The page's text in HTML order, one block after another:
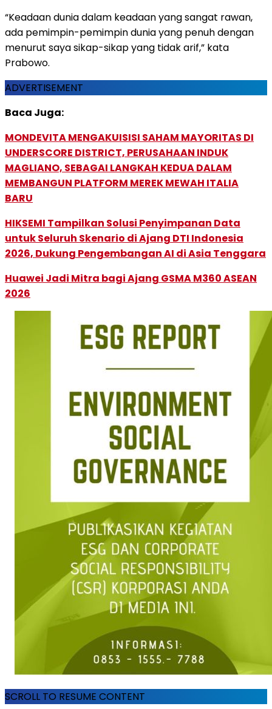
“Keadaan dunia dalam keadaan yang sangat rawan,
ada pemimpin-pemimpin dunia yang penuh dengan
menurut saya sikap-sikap yang tidak arif,” kata
Prabowo.
ADVERTISEMENT
Baca Juga:
MONDEVITA MENGAKUISISI SAHAM MAYORITAS DI
UNDERSCORE DISTRICT, PERUSAHAAN INDUK
MAGLIANO, SEBAGAI LANGKAH KEDUA DALAM
MEMBANGUN PLATFORM MEREK MEWAH ITALIA
BARU
HIKSEMI Tampilkan Solusi Penyimpanan Data
untuk Seluruh Skenario di Ajang DTI Indonesia
2026, Dukung Pengembangan AI di Asia Tenggara
Huawei Jadi Mitra bagi Ajang GSMA M360 ASEAN
2026
SCROLL TO RESUME CONTENT